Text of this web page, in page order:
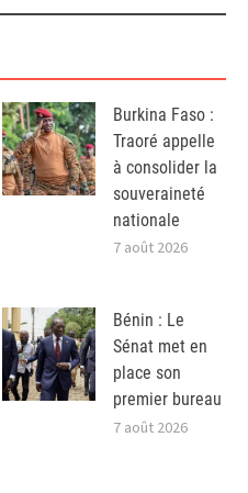
Burkina Faso :
Traoré appelle
à consolider la
souveraineté
nationale
7 août 2026
Bénin : Le
Sénat met en
place son
premier bureau
7 août 2026